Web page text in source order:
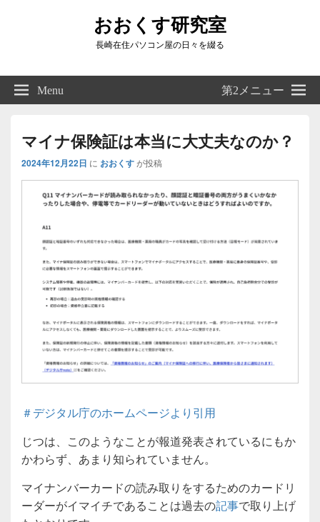
おおくす研究室
長崎在住パソコン屋の日々を綴る
Right
Sidebar
Widget
Menu 第2メニュー
マイナ保険証は本当に大丈夫なのか？
2024年12月22日 に おおくすが投稿
＃デジタル庁のホームページより引用
じつは、このようなことが報道発表されているにもか
かわらず、あまり知られていません。
マイナンバーカードの読み取りをするためのカードリ
ーダーがイマイチであることは過去の記事で取り上げ